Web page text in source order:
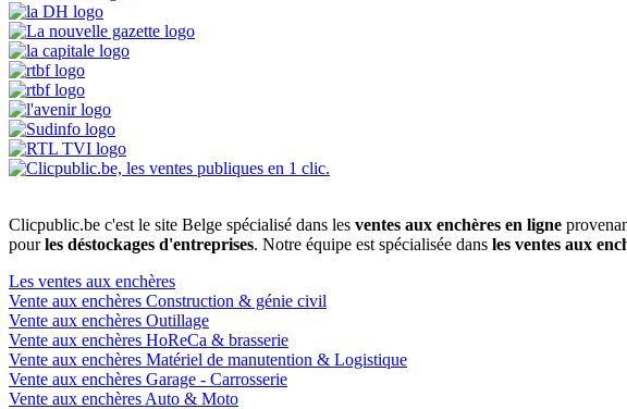
Clicpublic.be c'est le site Belge spécialisé dans les ventes aux enchères en ligne
pourles déstockages d'entreprises. Notre équipe est spécialisée dans les ventes aux
Les ventes aux enchères
Vente aux enchères Construction & génie civil
Vente aux enchères Outillage
Vente aux enchères HoReCa & brasserie
Vente aux enchères Matériel de manutention & Logistique
Vente aux enchères Garage - Carrosserie
Vente aux enchères Auto & Moto